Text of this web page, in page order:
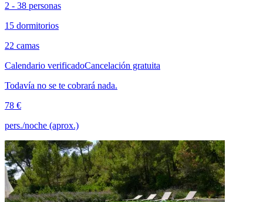
2 - 38 personas
15 dormitorios
22 camas
Calendario verificadoCancelación gratuita
Todavía no se te cobrará nada.
78 €
pers./noche (aprox.)